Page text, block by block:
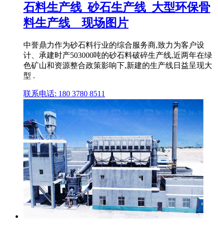
石料生产线_砂石生产线_大型环保骨
料生产线__现场图片
中誉鼎力作为砂石料行业的综合服务商,致力为客户设
计、承建时产503000吨的砂石料破碎生产线,近两年在绿
色矿山和资源整合政策影响下,新建的生产线日益呈现大
型 .
联系电话: 180 3780 8511